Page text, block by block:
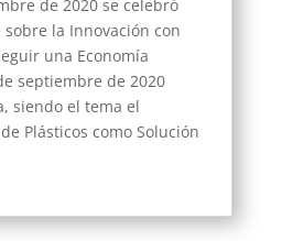
de 2020 se celebró
la Innovación con
una Economía
septiembre de 2020
siendo el tema el
Plásticos como Solución